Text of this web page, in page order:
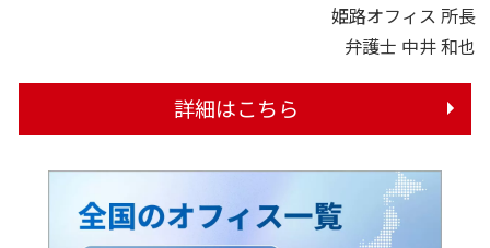
姫路オフィス 所長
弁護士 中井 和也
詳細はこちら